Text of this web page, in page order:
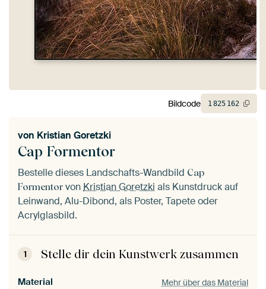
Cap Formentor
von Kristian Goretzki
Bestelle dieses Landschafts-Wandbild Cap
Formentor vonKristian Goretzki als Kunstdruck auf
Leinwand, Alu-Dibond, als Poster, Tapete oder
Acrylglasbild.
1 Stelle dir dein Kunstwerk zusammen
Material Mehr über das Material
Bildcode 1825 162